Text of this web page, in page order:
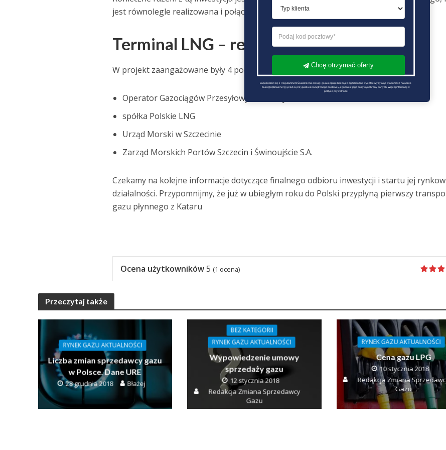
jest równolegle realizowana i połączenie jej z sieciami innych państw.
Terminal LNG – realizacja
W projekt zaangażowane były 4 podmioty:
Operator Gazociągów Przesyłowych GAZ-System S.A.
spółka Polskie LNG
Urząd Morski w Szczecinie
Zarząd Morskich Portów Szczecin i Świnoujście S.A.
Czekamy na kolejne informacje dotyczące finalnego odbioru inwestycji i startu jej
działalności. Przypomnijmy, że już w ubiegłym roku do Polski przypłyną pierwszy
gazu płynnego z Kataru
Ocena użytkowników5 (1 ocena)
Przeczytaj także
RYNEK GAZU AKTUALNOŚCI
Liczba zmian sprzedawcy gazu
w Polsce. Dane URE
28 grudnia 2018 Błażej
BEZ KATEGORII
RYNEK GAZU AKTUALNOŚCI
Wypowiedzenie umowy
sprzedaży gazu
12 stycznia 2018
Redakcja Zmiana Sprzedawcy
Gazu
RYNEK GAZU AKTUALNOŚCI
Cena gazu LPG
10 stycznia 2018
Redakcja Zmiana
Gazu
Chcę otrzymać oferty
Zapoznałem się z Regulaminem Świadczenie Usług i go akceptuję Każdą ze zgód można wycofać wysyłając wiadomość na adres
biuro@optimalenergy.pl lub w przypadku zewnętrznego dostawcy, zgodnie z jego polityką ochrony danych. Więcej informacji w
polityce prywatności